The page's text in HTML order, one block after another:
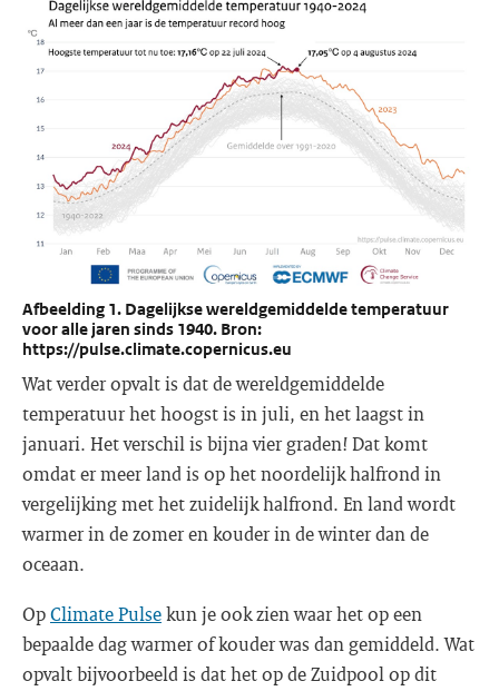
Afbeelding 1. Dagelijkse wereldgemiddelde temperatuur
voor alle jaren sinds 1940. Bron:
https://pulse.climate.copernicus.eu
Wat verder opvalt is dat de wereldgemiddelde
temperatuur het hoogst is in juli, en het laagst in
januari. Het verschil is bijna vier graden! Dat komt
omdat er meer land is op het noordelijk halfrond in
vergelijking met het zuidelijk halfrond. En land wordt
warmer in de zomer en kouder in de winter dan de
oceaan.
OpClimate Pulsekun je ook zien waar het op een
bepaalde dag warmer of kouder was dan gemiddeld. Wat
opvalt bijvoorbeeld is dat het op de Zuidpool op dit